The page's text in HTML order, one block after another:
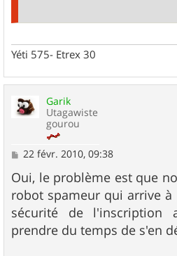
Yéti 575- Etrex 30
Garik
Utagawiste
gourou
M
s
s
a
g
e
22 févr. 2010, 09:38
Oui, le problème est que
robot spameur qui arrive
sécurité de
prendre du temps de s'en